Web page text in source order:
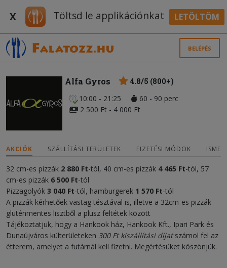
X Töltsd le applikációnkat LETÖLTÖM
BELÉPÉS
Alfa Gyros
4.8/5 (800+)
10:00 - 21:25
60 - 90 perc
2 500 Ft - 4 000 Ft
AKCIÓK SZÁLLÍTÁSI TERÜLETEK FIZETÉSI MÓDOK
32 cm-es pizzák 2 880 Ft-tól, 40 cm-es pizzák 4 465 Ft-tól, 57
cm-es pizzák 6 500 Ft-tól
Pizzagolyók 3 040 Ft-tól, hamburgerek 1 570 Ft-tól
A pizzák kérhetőek vastag tésztával is, illetve a 32cm-es pizzák
gluténmentes lisztből a plusz feltétek között
Tájékoztatjuk, hogy a Hankook ház, Hankook Kft., Ipari Park és
Dunaújváros külterületeken 300 Ft kiszállítási díjatszámol fel az
étterem, amelyet a futárnál kell fizetni. Megértésüket köszönjük.